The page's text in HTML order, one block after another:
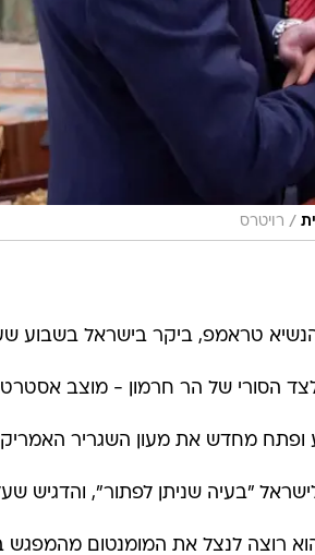
/ רויטרס
הנשיא טראמפ, ביקר בישראל בשבוע
הסורי של הר חרמון - מוצב
מחדש את מעון השגריר
"בעיה שניתן לפתור", והדגיש
רוצה לנצל את המומנטום מהמפגש